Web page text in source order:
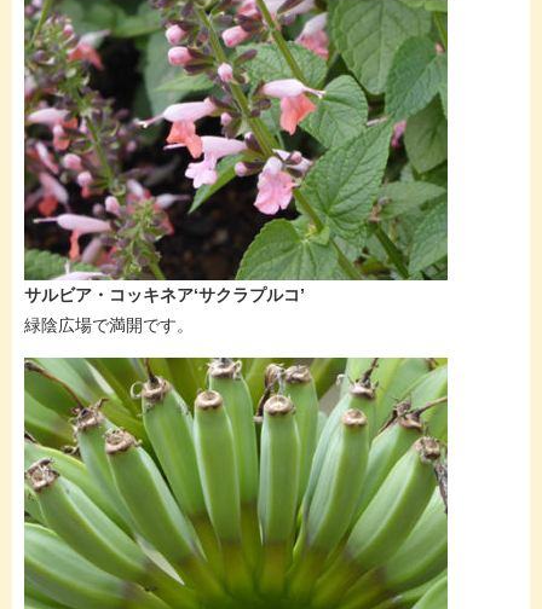
サルビア・コッキネア‘サクラプルコ’
緑陰広場で満開です。